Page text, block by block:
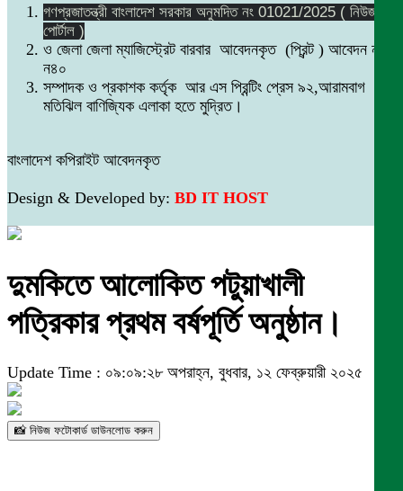
গণপ্রজাতন্ত্রী বাংলাদেশ সরকার অনুমদিত নং 01021/2025 ( নিউজ
পোর্টাল )
ও জেলা জেলা ম্যাজিস্ট্রেট বারবার আবেদনকৃত (প্রিন্ট ) আবেদন নং
ন৪০
সম্পাদক ও প্রকাশক কর্তৃক আর এস প্রিন্টিং প্রেস ৯২,আরামবাগ
মতিঝিল বাণিজ্যিক এলাকা হতে মুদ্রিত।
বাংলাদেশ কপিরাইট আবেদনকৃত
Design & Developed by: BD IT HOST
দুমকিতে আলোকিত পটুয়াখালী
পত্রিকার প্রথম বর্ষপূর্তি অনুষ্ঠান।
Update Time : ০৯:০৯:২৮ অপরাহ্ন, বুধবার, ১২ ফেব্রুয়ারী ২০২৫
📸 নিউজ ফটোকার্ড ডাউনলোড করুন